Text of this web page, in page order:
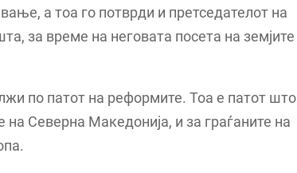
а тоа го потврди и претседателот на
за време на неговата посета на земјите
по патот на реформите. Тоа е патот што
на Северна Македонија, и за граѓаните на